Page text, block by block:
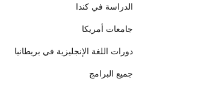
الدراسة في كندا
جامعات أمريكا
دورات اللغة الإنجليزية في بريطانيا
جميع البرامج